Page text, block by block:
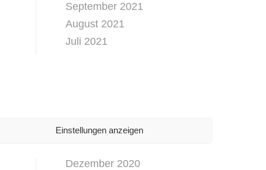
Einstellungen anzeigen
September 2021
August 2021
Juli 2021
Februar 2021
Dezember 2020